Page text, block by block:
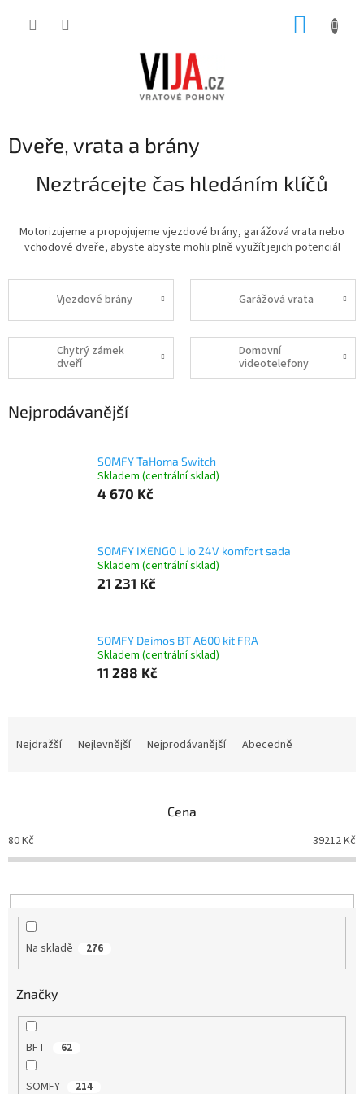
Dveře, vrata a brány
Neztrácejte čas hledáním klíčů
Motorizujeme a propojujeme vjezdové brány, garážová vrata nebo
vchodové dveře, abyste abyste mohli plně využít jejich potenciál
Vjezdové brány Garážová vrata
Chytrý zámek
dveří
Domovní
videotelefony
Nejprodávanější
SOMFY TaHoma Switch
Skladem (centrální sklad)
4 670 Kč
SOMFY IXENGO L io 24V komfort sada
Skladem (centrální sklad)
21 231 Kč
SOMFY Deimos BT A600 kit FRA
Skladem (centrální sklad)
11 288 Kč
p
r
o
u
Nejdražší Nejlevnější Nejprodávanější Abecedně
Cena
80Kč 39212Kč
Na skladě 276
Značky
BFT 62
SOMFY 214